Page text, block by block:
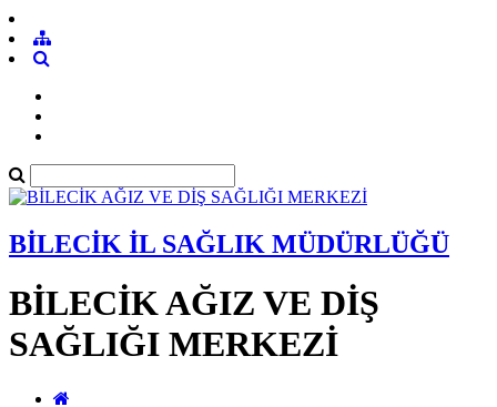
BİLECİK İL SAĞLIK MÜDÜRLÜĞÜ
BİLECİK AĞIZ VE DİŞ
SAĞLIĞI MERKEZİ